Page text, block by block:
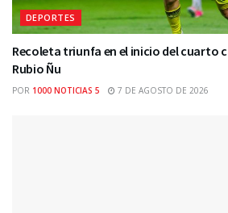
DEPORTES
Recoleta triunfa en el inicio del cuarto
Rubio Ñu
POR 1000 NOTICIAS 5 7 DE AGOSTO DE 2026